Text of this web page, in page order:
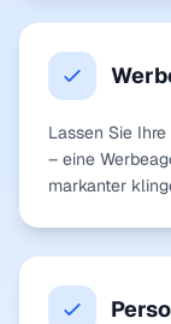
Lassen Sie
– eine
markanter